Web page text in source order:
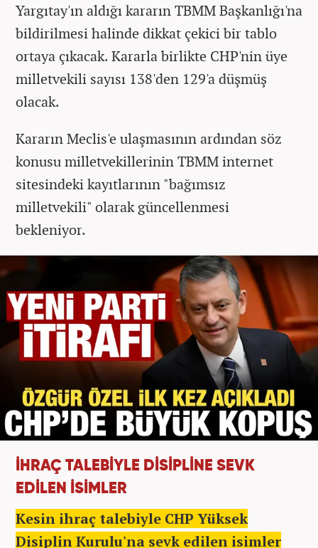
Yargıtay'ın aldığı kararın TBMM Başkanlığı'na
bildirilmesi halinde dikkat çekici bir tablo
ortaya çıkacak. Kararla birlikte CHP'nin üye
milletvekili sayısı 138'den 129'a düşmüş
olacak.
Kararın Meclis'e ulaşmasının ardından söz
konusu milletvekillerinin TBMM internet
sitesindeki kayıtlarının "bağımsız
milletvekili" olarak güncellenmesi
bekleniyor.
İHRAÇ TALEBİYLE DİSİPLİNE SEVK
EDİLEN İSİMLER
Kesin ihraç talebiyle CHP Yüksek
Disiplin Kurulu'na sevk edilen isimler